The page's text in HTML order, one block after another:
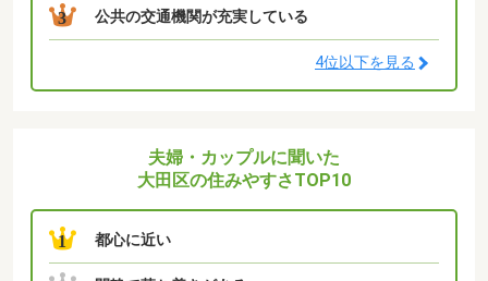
3 公共の交通機関が充実している
4位以下を見る
夫婦・カップルに聞いた
大田区の住みやすさTOP10
1 都心に近い